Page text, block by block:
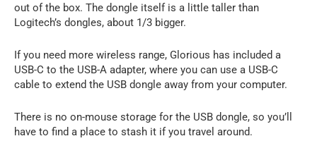
out of the box. The dongle itself is a little taller than
Logitech’s dongles, about 1/3 bigger.
If you need more wireless range, Glorious has included a
USB-C to the USB-A adapter, where you can use a USB-C
cable to extend the USB dongle away from your computer.
There is no on-mouse storage for the USB dongle, so you’ll
have to find a place to stash it if you travel around.